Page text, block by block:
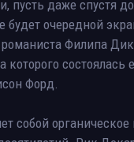
пусть даже спустя
будет очередной
Филипа
Форд.
собой